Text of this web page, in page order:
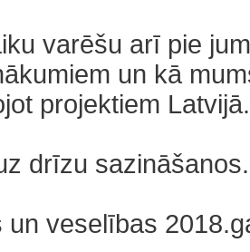
varēšu arī pie
un kā
projektiem Latvijā.
drīzu sazināšanos.
un veselības